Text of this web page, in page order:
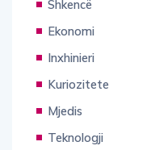
Shkencë
Ekonomi
Inxhinieri
Kuriozitete
Mjedis
Teknologji